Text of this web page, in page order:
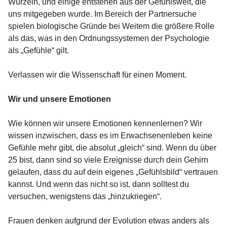
Wurzeln, und einige entstehen aus der Gefühlswelt, die
uns mitgegeben wurde. Im Bereich der Partnersuche
spielen biologische Gründe bei Weitem die größere Rolle
als das, was in den Ordnungssystemen der Psychologie
als „Gefühle“ gilt.
Verlassen wir die Wissenschaft für einen Moment.
Wir und unsere Emotionen
Wie können wir unsere Emotionen kennenlernen? Wir
wissen inzwischen, dass es im Erwachsenenleben keine
Gefühle mehr gibt, die absolut „gleich“ sind. Wenn du über
25 bist, dann sind so viele Ereignisse durch dein Gehirn
gelaufen, dass du auf dein eigenes „Gefühlsbild“ vertrauen
kannst. Und wenn das nicht so ist, dann solltest du
versuchen, wenigstens das „hinzukriegen“.
Frauen denken aufgrund der Evolution etwas anders als